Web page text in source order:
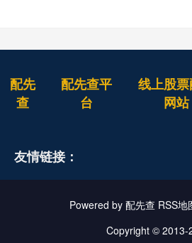
配先
查
配先查平
台
线上股
网站
友情链接：
Powered by 配先查 RSS地
Copyright © 2013-